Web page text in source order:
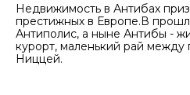
Недвижимость в Антибах
престижных в Европе.В
Антиполис, а ныне Антибы -
курорт, маленький рай
Ниццей.